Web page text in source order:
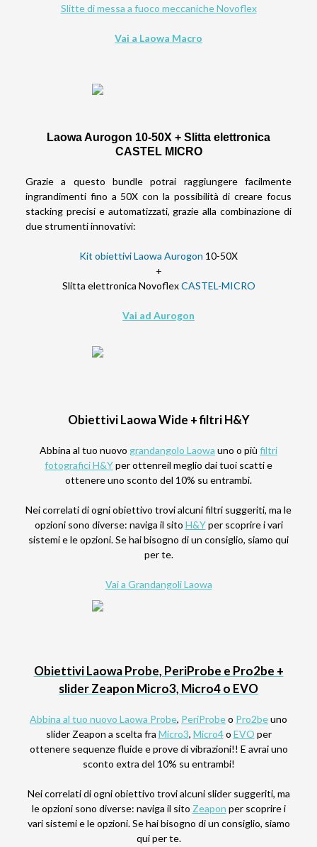
Slitte di messa a fuoco meccaniche Novoflex
Vai a Laowa Macro
Laowa Aurogon 10-50X + Slitta elettronica
CASTEL MICRO
Grazie a questo bundle potrai raggiungere facilmente
ingrandimenti fino a 50X con la possibilità di creare focus
stacking precisi e automatizzati, grazie alla combinazione di
due strumenti innovativi:
Kit obiettivi Laowa Aurogon 10-50X
+
Slitta elettronica NovoflexCASTEL-MICRO
Vai ad Aurogon
Obiettivi Laowa Wide + filtri H&Y
Abbina al tuo nuovo grandangolo Laowa uno o più filtri
fotografici H&Yper ottenreil meglio dai tuoi scatti e
ottenere uno sconto del 10% su entrambi.
Nei correlati di ogni obiettivo trovi alcuni filtri suggeriti, ma le
opzioni sono diverse: naviga il sito H&Yper scoprire i vari
sistemi e le opzioni. Se hai bisogno di un consiglio, siamo qui
per te.
Vai a Grandangoli Laowa
Obiettivi Laowa Probe, PeriProbe e Pro2be +
slider Zeapon Micro3, Micro4 o EVO
Abbina al tuo nuovo Laowa Probe, PeriProbeo Pro2beuno
slider Zeapon a scelta fra Micro3, Micro4o EVO per
ottenere sequenze fluide e prove di vibrazioni!! E avrai uno
sconto extra del 10% su entrambi!
Nei correlati di ogni obiettivo trovi alcuni slider suggeriti, ma
le opzioni sono diverse: naviga il sito Zeapon per scoprire i
vari sistemi e le opzioni. Se hai bisogno di un consiglio, siamo
qui per te.